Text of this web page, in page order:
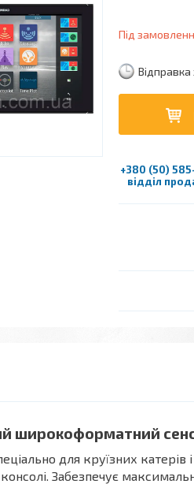
Під
Відправка
+380 (50)
відділ
широкоформатний
для круїзних
консолі. Забезпечує